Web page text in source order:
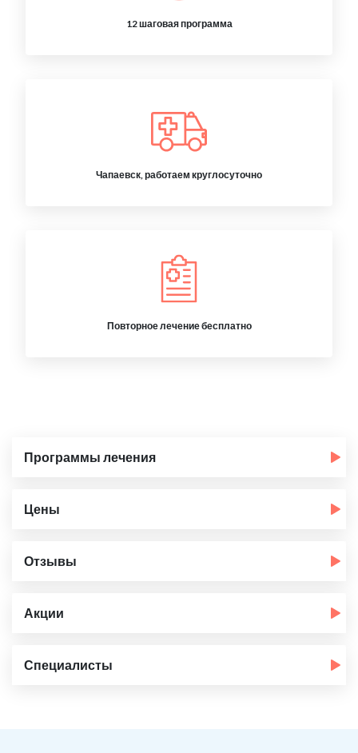
12 шаговая программа
Чапаевск, работаем круглосуточно
Повторное лечение бесплатно
Программы лечения
Цены
Отзывы
Акции
Специалисты